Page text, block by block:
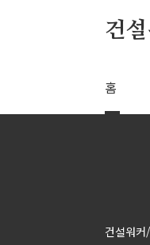
건
홈
건설워